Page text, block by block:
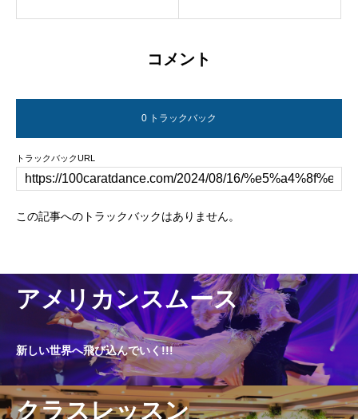
コメント
0 トラックバック
トラックバックURL
この記事へのトラックバックはありません。
アメリカンスムース
新しい世界へ飛び込んでいく!!!
クラスレッスン